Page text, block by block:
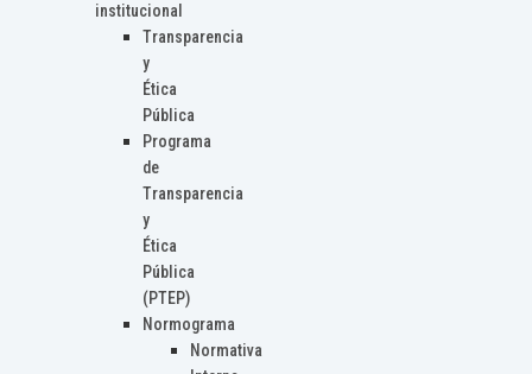
institucional
Transparencia
y
Ética
Pública
Programa
de
Transparencia
y
Ética
Pública
(PTEP)
Normograma
Normativa